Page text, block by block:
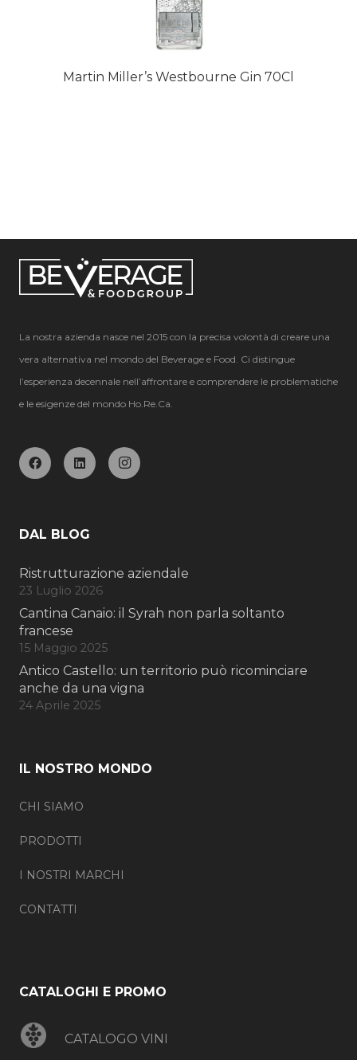
Martin Miller’s Westbourne Gin 70Cl
La nostra azienda nasce nel 2015 con la precisa volontà di creare una
vera alternativa nel mondo del Beverage e Food. Ci distingue
l’esperienza decennale nell’affrontare e comprendere le problematiche
e le esigenze del mondo Ho.Re.Ca.
DAL BLOG
Ristrutturazione aziendale
23 Luglio 2026
Cantina Canaio: il Syrah non parla soltanto
francese
15 Maggio 2025
Antico Castello: un territorio può ricominciare
anche da una vigna
24 Aprile 2025
IL NOSTRO MONDO
CHI SIAMO
PRODOTTI
I NOSTRI MARCHI
CONTATTI
CATALOGHI E PROMO
CATALOGO VINI